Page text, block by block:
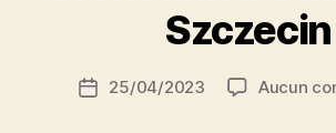
Szczecin
S
N
Date25/04/2023 Aucun